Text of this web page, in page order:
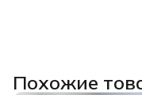
Похожие